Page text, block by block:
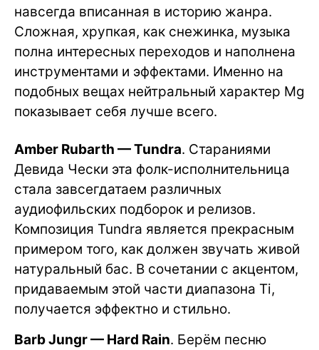
навсегда вписанная в историю жанра.
Сложная, хрупкая, как снежинка, музыка
полна интересных переходов и наполнена
инструментами и эффектами. Именно на
подобных вещах нейтральный характер Mg
показывает себя лучше всего.
Amber Rubarth — Tundra. Стараниями
Девида Чески эта фолк-исполнительница
стала завсегдатаем различных
аудиофильских подборок и релизов.
Композиция Tundra является прекрасным
примером того, как должен звучать живой
натуральный бас. В сочетании с акцентом,
придаваемым этой части диапазона Ti,
получается эффектно и стильно.
Barb Jungr — Hard Rain. Берём песню